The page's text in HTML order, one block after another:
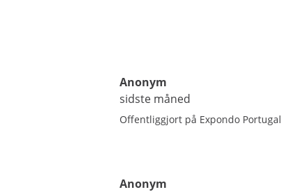
Anonym
sidste måned
Offentliggjort på Expondo Portugal
Anonym